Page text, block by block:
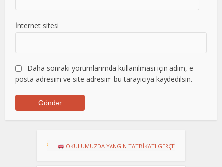
İnternet sitesi
Daha sonraki yorumlarımda kullanılması için adım, e-
posta adresim ve site adresim bu tarayıcıya kaydedilsin.
OKULUMUZDA YANGIN TATBİKATI GERÇEKLEŞTİRİLDİ